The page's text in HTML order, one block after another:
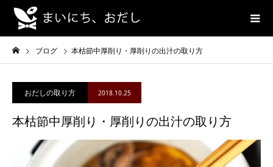
ブログ 本枯節中厚削り・厚削りの出汁の取り方
おだしの取り方 2018.10.25
本枯節中厚削り・厚削りの出汁の取り方